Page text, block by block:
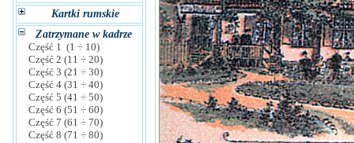
Kartki rumskie
Zatrzymane w kadrze
Część 1 (1 ÷ 10)
Część 2 (11 ÷ 20)
Część 3 (21 ÷ 30)
Część 4 (31 ÷ 40)
Część 5 (41 ÷ 50)
Część 6 (51 ÷ 60)
Część 7 (61 ÷ 70)
Część 8 (71 ÷ 80)